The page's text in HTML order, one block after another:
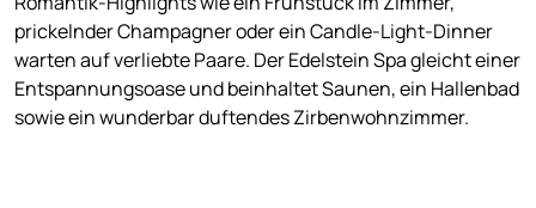
prickelnder Champagner oder ein Candle-Light-Dinner
warten auf verliebte Paare. Der Edelstein Spa gleicht einer
Entspannungsoase und beinhaltet Saunen, ein Hallenbad
sowie ein wunderbar duftendes Zirbenwohnzimmer.